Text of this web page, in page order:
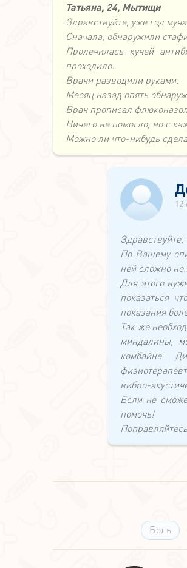
Татьяна, 24, Мытищи
Здравствуйте, уже год
Сначала, обнаружили
Пролечилась кучей
проходило.
Врачи разводили руками.
Месяц назад опять
Врач прописал
Ничего не помогло, но с
Можно ли что-нибудь
12
Здравствуйте,
По Вашему
ней сложно
Для этого
показаться
показания
Так же
миндалины,
комбайне
вибро-
Если не
помочь!
Боль